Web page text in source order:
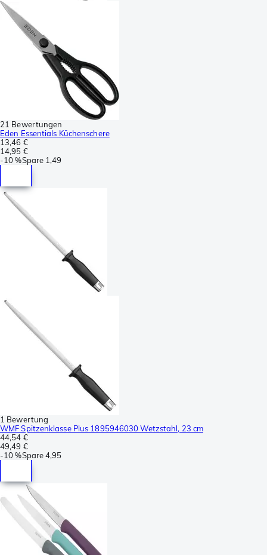
21 Bewertungen
Eden Essentials Küchenschere
13,46 €
14,95 €
-10 %Spare 1,49
1 Bewertung
WMF Spitzenklasse Plus 1895946030 Wetzstahl, 23 cm
44,54 €
49,49 €
-10 %Spare4,95